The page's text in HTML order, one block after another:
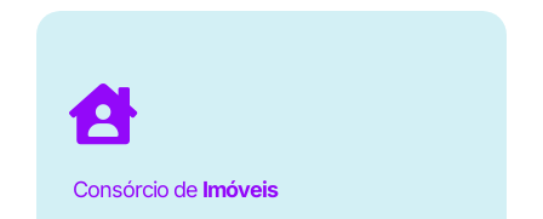
Consórcio de Imóveis